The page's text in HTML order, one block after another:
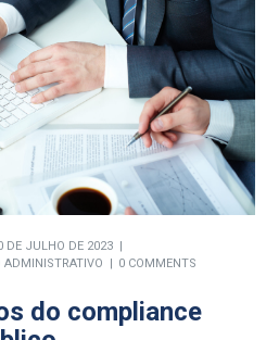
DE JULHO DE 2023
ADMINISTRATIVO 0 COMMENTS
do compliance